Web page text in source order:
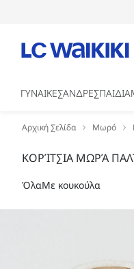
ΓΥΝΑΙΚΕΣΑΝΔΡΕΣΠΑΙΔΙΑ
Αρχική Σελίδα Μωρό
ΚΟΡΊΤΣΙΑ ΜΩΡΆ
ΌλαΜε κουκούλα